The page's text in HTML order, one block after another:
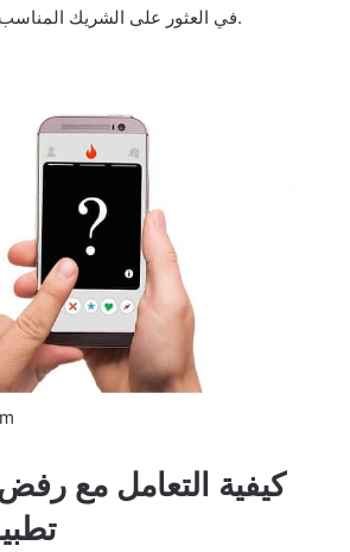
في العثور على الشريك المناسب عبر تطبيقات التعارف.
كيفية التعامل مع